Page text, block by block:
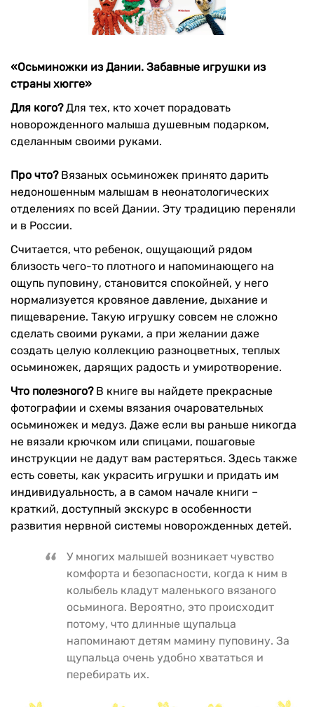
«Осьминожки из Дании. Забавные игрушки из
страны хюгге»
Для кого?Для тех, кто хочет порадовать
новорожденного малыша душевным подарком,
сделанным своими руками.
Про что?Вязаных осьминожек принято дарить
недоношенным малышам в неонатологических
отделениях по всей Дании. Эту традицию переняли
и в России.
Считается, что ребенок, ощущающий рядом
близость чего-то плотного и напоминающего на
ощупь пуповину, становится спокойней, у него
нормализуется кровяное давление, дыхание и
пищеварение. Такую игрушку совсем не сложно
сделать своими руками, а при желании даже
создать целую коллекцию разноцветных, теплых
осьминожек, дарящих радость и умиротворение.
Что полезного?В книге вы найдете прекрасные
фотографии и схемы вязания очаровательных
осьминожек и медуз. Даже если вы раньше никогда
не вязали крючком или спицами, пошаговые
инструкции не дадут вам растеряться. Здесь также
есть советы, как украсить игрушки и придать им
индивидуальность, а в самом начале книги –
краткий, доступный экскурс в особенности
развития нервной системы новорожденных детей.
У многих малышей возникает чувство
комфорта и безопасности, когда к ним в
колыбель кладут маленького вязаного
осьминога. Вероятно, это происходит
потому, что длинные щупальца
напоминают детям мамину пуповину. За
щупальца очень удобно хвататься и
перебирать их.